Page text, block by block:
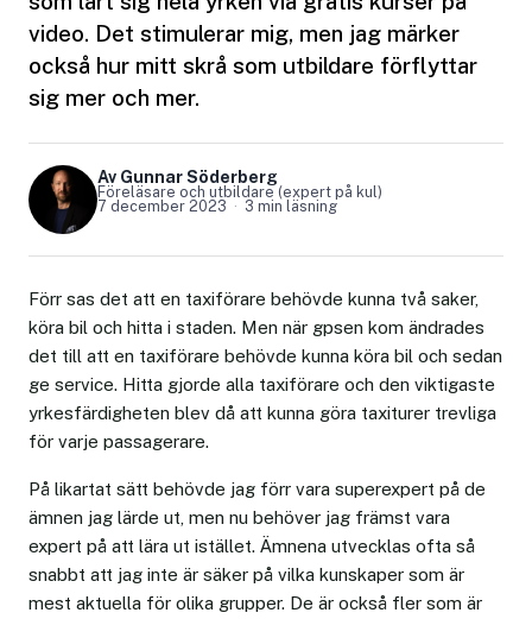
video. Det stimulerar mig, men jag märker
också hur mitt skrå som utbildare förflyttar
sig mer och mer.
Av Gunnar Söderberg
Föreläsare och utbildare (expert på kul)
7 december 2023
3 min läsning
Förr sas det att en taxiförare behövde kunna två saker,
köra bil och hitta i staden. Men när gpsen kom ändrades
det till att en taxiförare behövde kunna köra bil och sedan
ge service. Hitta gjorde alla taxiförare och den viktigaste
yrkesfärdigheten blev då att kunna göra taxiturer trevliga
för varje passagerare.
På likartat sätt behövde jag förr vara superexpert på de
ämnen jag lärde ut, men nu behöver jag främst vara
expert på att lära ut istället. Ämnena utvecklas ofta så
snabbt att jag inte är säker på vilka kunskaper som är
mest aktuella för olika grupper. De är också fler som är